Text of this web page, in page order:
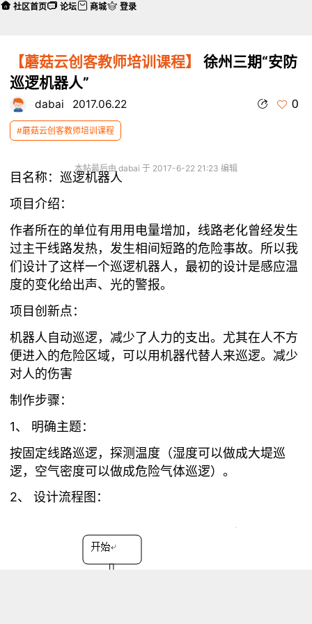
【蘑菇云创客教师培训课程】
徐州三期“安防
巡逻机器人”
dabai 2017.06.22 0
#蘑菇云创客教师培训课程
本帖最后由 dabai 于 2017-6-22 21:23 编辑
目名称：巡逻机器人
项目介绍：
作者所在的单位有用用电量增加，线路老化曾经发生
过主干线路发热，发生相间短路的危险事故。所以我
们设计了这样一个巡逻机器人，最初的设计是感应温
度的变化给出声、光的警报。
项目创新点：
机器人自动巡逻，减少了人力的支出。尤其在人不方
便进入的危险区域，可以用机器代替人来巡逻。减少
对人的伤害
制作步骤：
1、 明确主题：
按固定线路巡逻，探测温度（湿度可以做成大堤巡
逻，空气密度可以做成危险气体巡逻）。
2、 设计流程图：
社区首页 论坛 商城 登录